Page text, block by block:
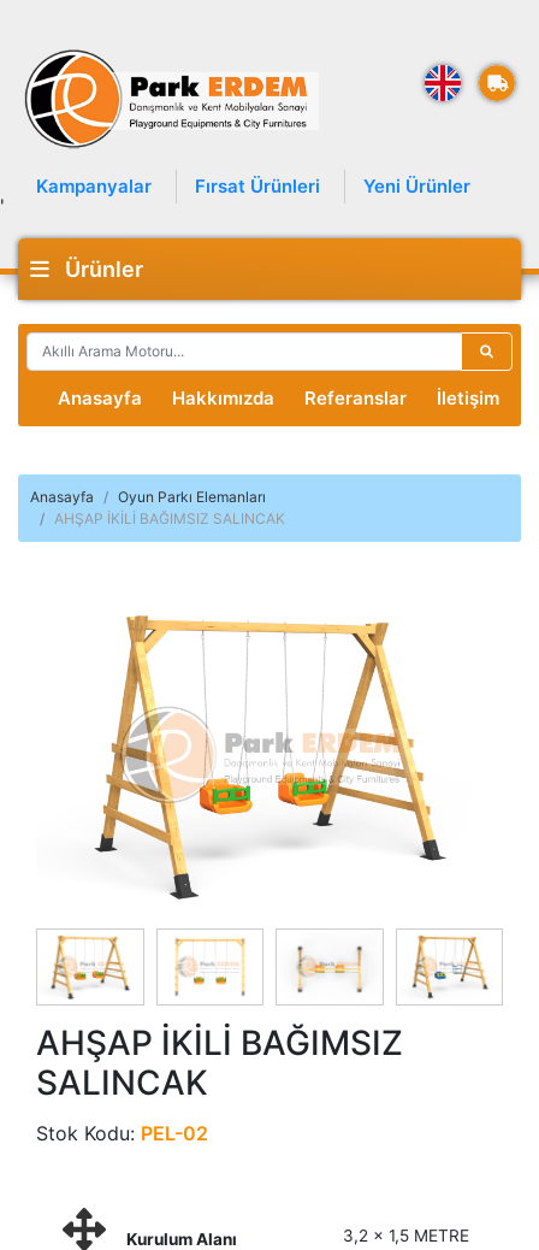
Kampanyalar Fırsat Ürünleri Yeni Ürünler
'
Ürünler
Anasayfa Hakkımızda Referanslar İletişim
Anasayfa
Oyun Parkı Elemanları
AHŞAP İKİLİ BAĞIMSIZ SALINCAK
AHŞAP İKİLİ BAĞIMSIZ
SALINCAK
Stok Kodu: PEL-02
Kurulum Alanı 3,2 x 1,5 METRE